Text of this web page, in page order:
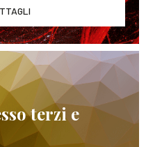
terzi e